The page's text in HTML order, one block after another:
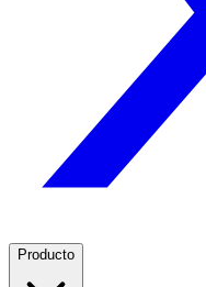
Producto